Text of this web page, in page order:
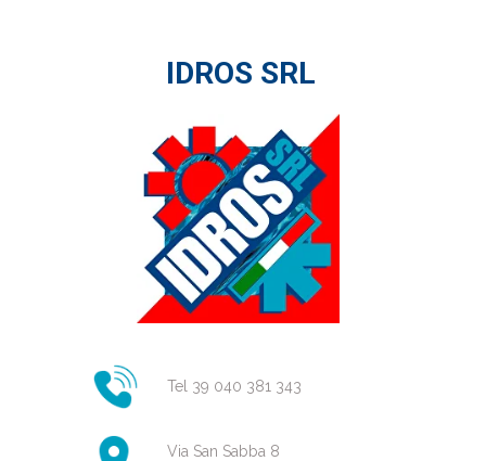
IDROS SRL
Tel 39 040 381 343
Via San Sabba 8